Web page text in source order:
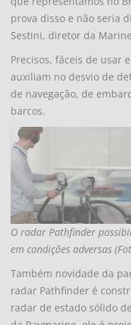
prova disso e não seria
Sestini, diretor da
Precisos, fáceis de usar
auxiliam no desvio de
de navegação, de
barcos.
O radar Pathfinder
em condições adversas
Também novidade da
radar Pathfinder é
radar de estado sólido